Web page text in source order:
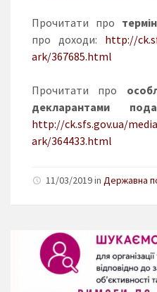
Прочитати про
про доходи: http://
ark/367685.html
Прочитати про
декларантами
http://ck.sfs.gov.ua/
ark/364433.html
11/03/2019 in Державна